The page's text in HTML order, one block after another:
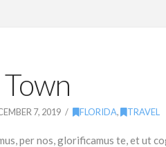
7, 2019 FLORIDA, TRAVEL
per nos, glorificamus te, et ut